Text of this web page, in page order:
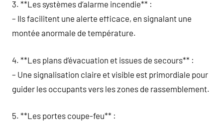
3. **Les systèmes d’alarme incendie** :
– Ils facilitent une alerte efficace, en signalant une
montée anormale de température.
4. **Les plans d’évacuation et issues de secours** :
– Une signalisation claire et visible est primordiale pour
guider les occupants vers les zones de rassemblement.
5. **Les portes coupe-feu** :